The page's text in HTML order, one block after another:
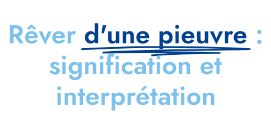
Rêver d'une pieuvre :
signification et
interprétation